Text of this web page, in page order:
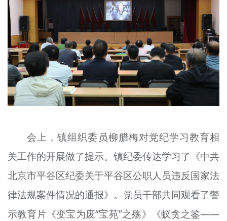
专题
资料库
+
会上，镇组织委员柳腊梅对党纪学习教育相
关工作的开展做了提示。镇纪委传达学习了《中共
北京市平谷区纪委关于平谷区公职人员违反国家法
律法规案件情况的通报》。党员干部共同观看了警
示教育片《变宝为废“宝苑”之殇》《蚁贪之鉴——